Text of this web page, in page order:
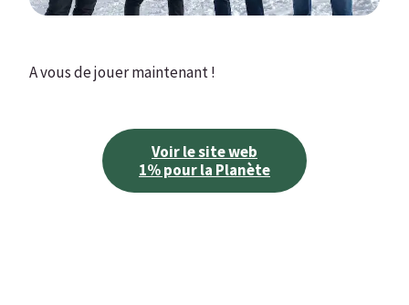
A vous de jouer maintenant !
Voir le site web
1% pour la Planète